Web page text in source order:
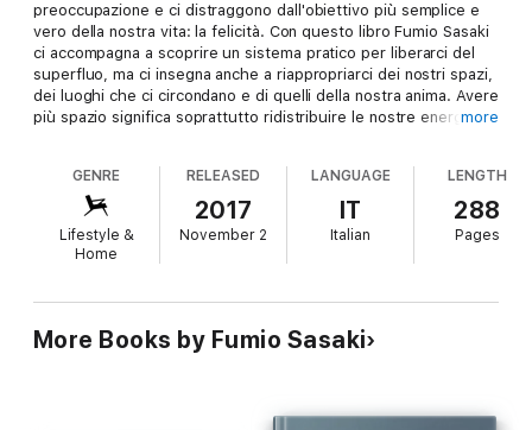
preoccupazione e ci distraggono dall'obiettivo più semplice e
vero della nostra vita: la felicità. Con questo libro Fumio Sasaki
ci accompagna a scoprire un sistema pratico per liberarci del
superfluo, ma ci insegna anche a riappropriarci dei nostri spazi,
dei luoghi che ci circondano e di quelli della nostra anima. Avere
più spazio significa soprattutto ridistribuire le nostre energie,
zavorra. Un caso editoriale che in poche e semplici regole ci
conduce verso la serenità, cinquantacinque punti chiari da
applicare nel quotidiano (più altri quindici per chi non si
accontenta!). Per ricominciare da zero, eliminare gli sprechi,
arrivare al cuore di quella gioia che solo i propositi più
more
GENRE
Lifestyle &
Home
RELEASED
2017
November 2
LANGUAGE
IT
Italian
LENGTH
288
Pages
More Books by Fumio Sasaki